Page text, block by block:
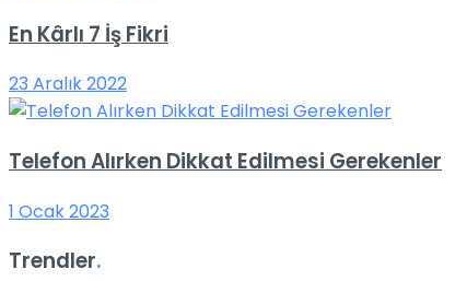
En Kârlı 7 İş Fikri
23 Aralık 2022
Telefon Alırken Dikkat Edilmesi Gerekenler
1 Ocak 2023
Trendler.